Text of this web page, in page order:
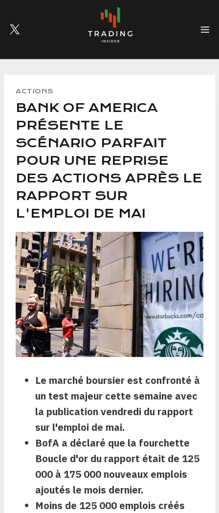
content
ACTIONS
BANK OF AMERICA
PRÉSENTE LE
SCÉNARIO PARFAIT
POUR UNE REPRISE
DES ACTIONS APRÈS LE
RAPPORT SUR
L'EMPLOI DE MAI
Le marché boursier est confronté à
un test majeur cette semaine avec
la publication vendredi du rapport
sur l'emploi de mai.
BofA a déclaré que la fourchette
Boucle d'or du rapport était de 125
000 à 175 000 nouveaux emplois
ajoutés le mois dernier.
Moins de 125 000 emplois créés